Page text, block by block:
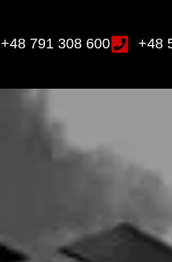
+48 791 308 600 +48